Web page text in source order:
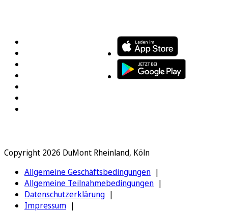
Copyright 2026 DuMont Rheinland, Köln
Allgemeine Geschäftsbedingungen
Allgemeine Teilnahmebedingungen
Datenschutzerklärung
Impressum